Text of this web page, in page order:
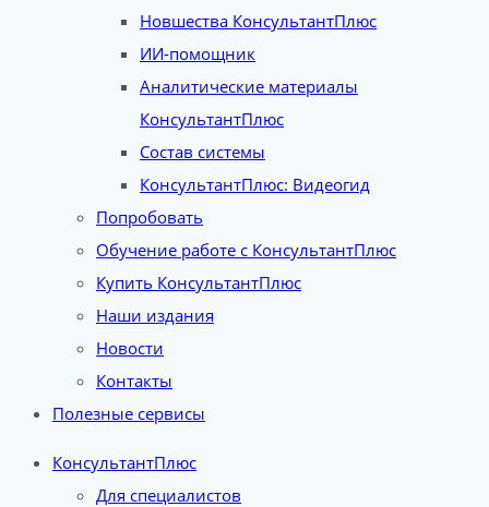
Новшества КонсультантПлюс
ИИ-помощник
Аналитические материалы
КонсультантПлюс
Состав системы
КонсультантПлюс: Видеогид
Попробовать
Обучение работе с КонсультантПлюс
Купить КонсультантПлюс
Наши издания
Новости
Контакты
Полезные сервисы
КонсультантПлюс
Для специалистов